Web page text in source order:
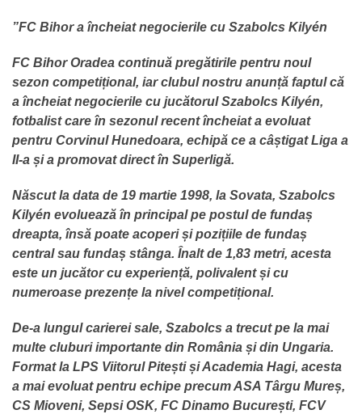
”FC Bihor a încheiat negocierile cu Szabolcs Kilyén
FC Bihor Oradea continuă pregătirile pentru noul
sezon competițional, iar clubul nostru anunță faptul că
a încheiat negocierile cu jucătorul Szabolcs Kilyén,
fotbalist care în sezonul recent încheiat a evoluat
pentru Corvinul Hunedoara, echipă ce a câștigat Liga a
II-a și a promovat direct în Superligă.
Născut la data de 19 martie 1998, la Sovata, Szabolcs
Kilyén evoluează în principal pe postul de fundaș
dreapta, însă poate acoperi și pozițiile de fundaș
central sau fundaș stânga. Înalt de 1,83 metri, acesta
este un jucător cu experiență, polivalent și cu
numeroase prezențe la nivel competițional.
De-a lungul carierei sale, Szabolcs a trecut pe la mai
multe cluburi importante din România și din Ungaria.
Format la LPS Viitorul Pitești și Academia Hagi, acesta
a mai evoluat pentru echipe precum ASA Târgu Mureș,
CS Mioveni, Sepsi OSK, FC Dinamo București, FCV